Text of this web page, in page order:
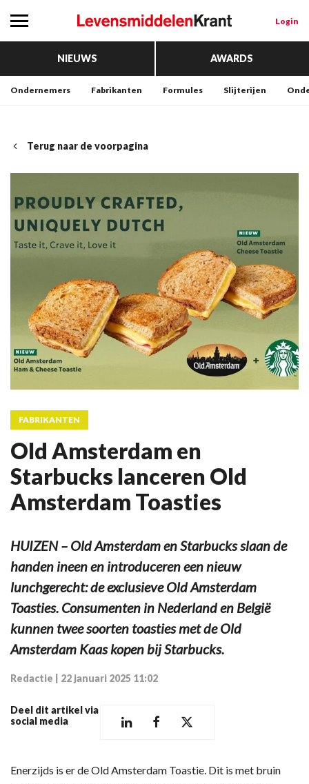
Login
NIEUWS AWARDS
Ondernemers Fabrikanten Formules Slijterijen
Terug naar de voorpagina
FABRIKANTEN
Old Amsterdam en
Starbucks lanceren Old
Amsterdam Toasties
HUIZEN – Old Amsterdam en Starbucks slaan de
handen ineen en introduceren een nieuw
lunchgerecht: de exclusieve Old Amsterdam
Toasties. Consumenten in Nederland en België
kunnen twee soorten toasties met de Old
Amsterdam Kaas kopen bij Starbucks.
Redactie 22 januari 2025 11:02
Deel dit artikel via
social media
Enerzijds is er de Old Amsterdam Toastie. Dit is met bruin